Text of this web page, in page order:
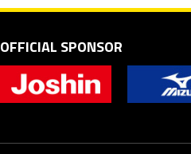
OFFICIAL SPONSOR